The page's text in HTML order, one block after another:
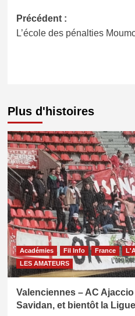
Navigation
d’article
Précédent :
L’école des pénalties
Plus d'histoires
Académies Fil Info France
LES AMATEURS
Valenciennes – AC
Savidan, et bientôt la